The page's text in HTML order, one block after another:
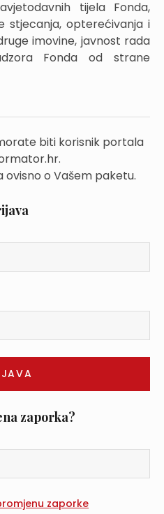
tijela Fonda,
stjecanja, opterećivanja i
imovine, javnost rada
Fonda od strane
biti korisnik portala
ovisno o Vašem paketu.
zaporka?